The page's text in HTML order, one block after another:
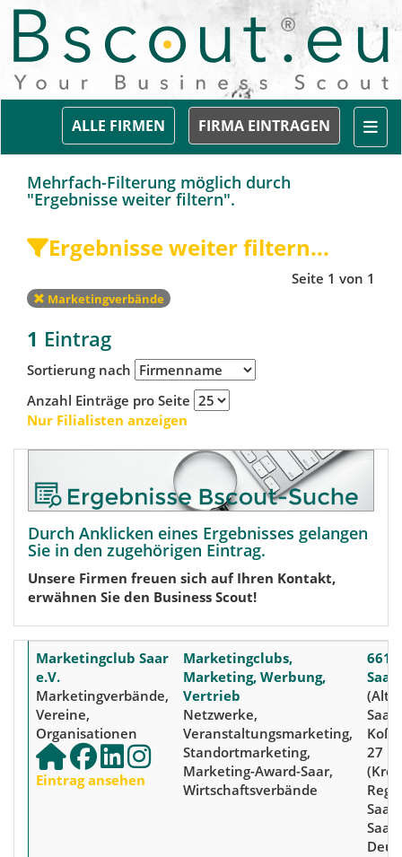
FIRMA EINTRAGEN
ALLE FIRMEN
Mehrfach-Filterung möglich durch
"Ergebnisse weiter filtern".
Ergebnisse weiter filtern...
Seite 1 von 1
Marketingverbände
1 Eintrag
Sortierung nach
Anzahl Einträge pro Seite
Nur Filialisten anzeigen
Durch Anklicken eines Ergebnisses gelangen
Sie in den zugehörigen Eintrag.
Unsere Firmen freuen sich auf Ihren Kontakt,
erwähnen Sie den Business Scout!
Marketingclub Saar
e.V.
Marketingverbände,
Vereine,
Organisationen
Eintrag ansehen
Marketingclubs,
Marketing, Werbung,
Vertrieb
Netzwerke,
Veranstaltungsmarketing,
Standortmarketing,
Marketing-Award-Saar,
Wirtschaftsverbände
(Alt-
27